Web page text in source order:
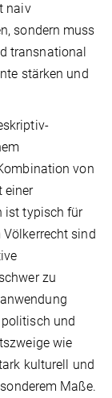
naiv
sondern muss
transnational
stärken und
von
einer
ist typisch für
sind
zu
und
wie
kulturell und
Maße.